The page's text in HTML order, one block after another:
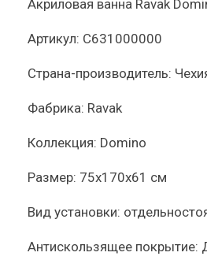
Акриловая ванна Ravak
Артикул: C631000000
Страна-производитель:
Фабрика: Ravak
Коллекция: Domino
Размер: 75x170x61 см
Вид установки:
Антискользящее покрытие: